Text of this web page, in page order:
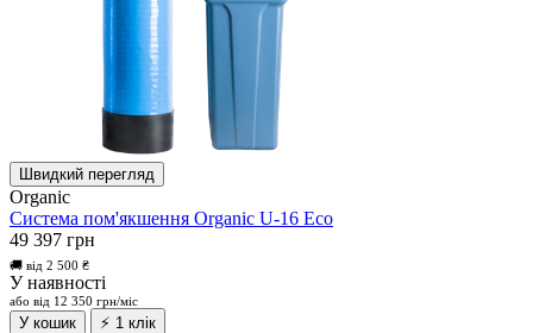
Швидкий перегляд
Organic
Система пом'якшення Organic U-16 Eco
49 397 грн
🚚 від 2 500 ₴
У наявності
або від 12 350 грн/міс
У кошик
⚡ 1 клік